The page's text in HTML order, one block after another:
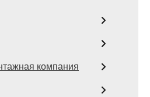
компания